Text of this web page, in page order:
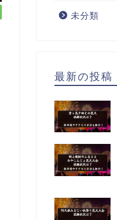
未分類
最新の投稿